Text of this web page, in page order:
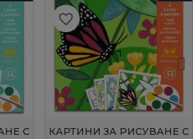
С
БЪРЗ ПРЕГЛЕД
КАРТИНИ ЗА РИСУВАНЕ С
favorite_border